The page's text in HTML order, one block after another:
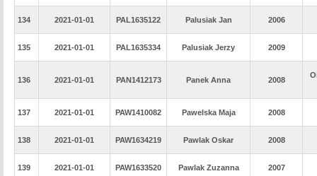
134 2021-01-01 PAL1635122 Palusiak Jan 2006
135 2021-01-01 PAL1635334 Palusiak Jerzy 2009
136 2021-01-01 PAN1412173 Panek Anna 2008
137 2021-01-01 PAW1410082 Pawelska Maja 2008
138 2021-01-01 PAW1634219 Pawlak Oskar 2008
139 2021-01-01 PAW1633520 Pawlak Zuzanna 2007